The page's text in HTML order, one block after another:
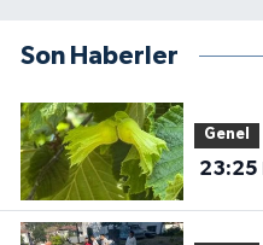
Son Haberler
Genel
23:25